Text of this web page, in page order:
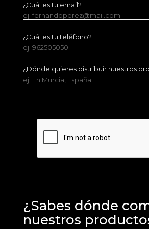
¿Cuál es tu email?
ej. fernandoperez@mail.com
¿Cuál es tu teléfono?
ej. 962505050
¿Dónde quieres distribuir nuestros
ej. En Murcia, España
¿Sabes dónde
nuestros